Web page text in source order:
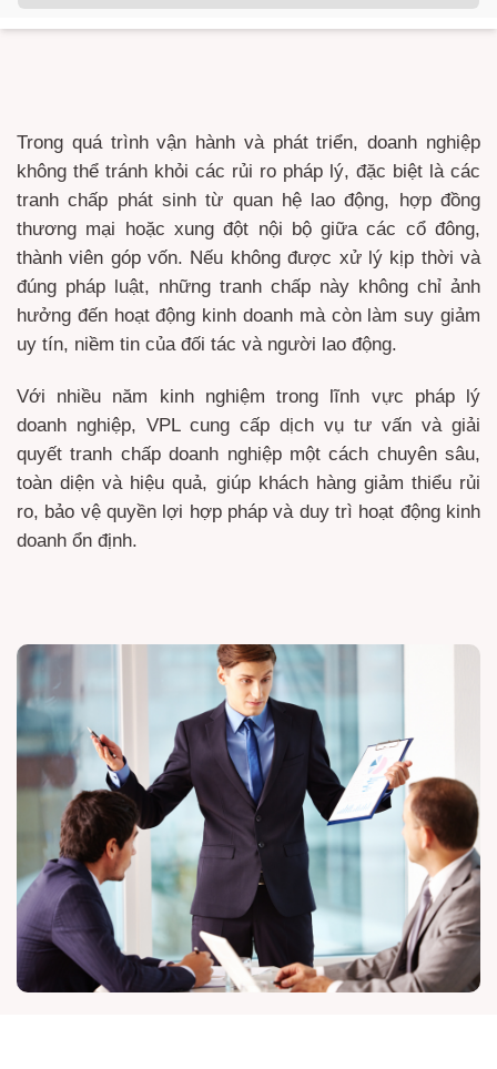
Trong quá trình vận hành và phát triển, doanh nghiệp
không thể tránh khỏi các rủi ro pháp lý, đặc biệt là các
tranh chấp phát sinh từ quan hệ lao động, hợp đồng
thương mại hoặc xung đột nội bộ giữa các cổ đông,
thành viên góp vốn. Nếu không được xử lý kịp thời và
đúng pháp luật, những tranh chấp này không chỉ ảnh
hưởng đến hoạt động kinh doanh mà còn làm suy giảm
uy tín, niềm tin của đối tác và người lao động.
Với nhiều năm kinh nghiệm trong lĩnh vực pháp lý
doanh nghiệp, VPL cung cấp dịch vụ tư vấn và giải
quyết tranh chấp doanh nghiệp một cách chuyên sâu,
toàn diện và hiệu quả, giúp khách hàng giảm thiểu rủi
ro, bảo vệ quyền lợi hợp pháp và duy trì hoạt động kinh
doanh ổn định.